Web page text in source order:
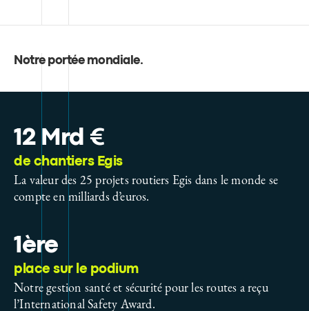
Notre portée mondiale.
12 Mrd €
de chantiers Egis
La valeur des 25 projets routiers Egis dans le monde se
compte en milliards d’euros.
1ère
place sur le podium
Notre gestion santé et sécurité pour les routes a reçu
l’International Safety Award.